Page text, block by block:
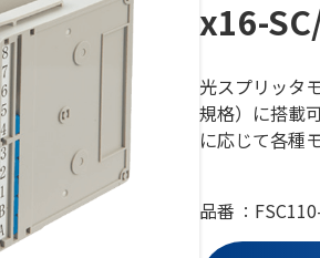
x16-
光スプリッタ
規格）に搭載
に応じて各種
品番